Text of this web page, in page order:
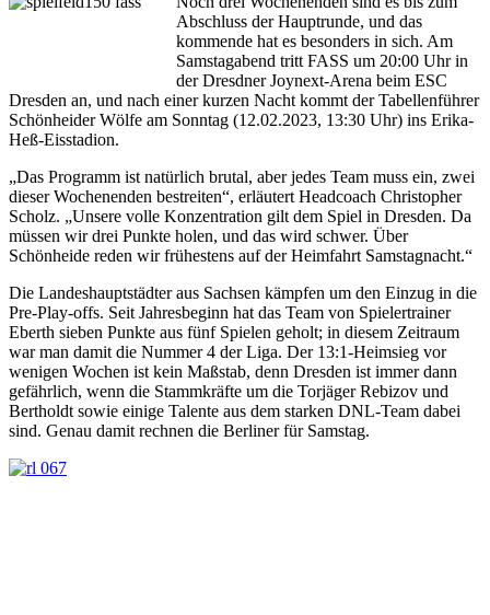
Abschluss der Hauptrunde, und das
kommende hat es besonders in sich. Am
Samstagabend tritt FASS um 20:00 Uhr in
der Dresdner Joynext-Arena beim ESC
Dresden an, und nach einer kurzen Nacht kommt der Tabellenführer
Schönheider Wölfe am Sonntag (12.02.2023, 13:30 Uhr) ins Erika-
Heß-Eisstadion.
„Das Programm ist natürlich brutal, aber jedes Team muss ein, zwei
dieser Wochenenden bestreiten“, erläutert Headcoach Christopher
Scholz. „Unsere volle Konzentration gilt dem Spiel in Dresden. Da
müssen wir drei Punkte holen, und das wird schwer. Über
Schönheide reden wir frühestens auf der Heimfahrt Samstagnacht.“
Die Landeshauptstädter aus Sachsen kämpfen um den Einzug in die
Pre-Play-offs. Seit Jahresbeginn hat das Team von Spielertrainer
Eberth sieben Punkte aus fünf Spielen geholt; in diesem Zeitraum
war man damit die Nummer 4 der Liga. Der 13:1-Heimsieg vor
wenigen Wochen ist kein Maßstab, denn Dresden ist immer dann
gefährlich, wenn die Stammkräfte um die Torjäger Rebizov und
Bertholdt sowie einige Talente aus dem starken DNL-Team dabei
sind. Genau damit rechnen die Berliner für Samstag.